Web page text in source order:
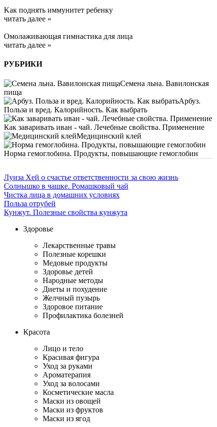
Kак поднять иммунитет ребенку
читать далее »
Омолаживающая гимнастика для лица
читать далее »
РУБРИКИ
Семена льна. Вавилонская
пища
Арбуз.
Польза и вред. Калорийность. Как выбрать
Как заваривать иван - чай. Лечебные свойства. Применение
Медицинский клей
Норма гемоглобина. Продукты, повышающие гемоглобин
Луиза Хей о счастье ответственности за свою жизнь
Солнышко в чашке. Ромашковый чай
Чистка лица в домашних условиях
Польза отрубей
Кунжут. Полезные свойства кунжута
Здоровье
Лекарственные травы
Полезные корешки
Медовые продукты
Здоровье детей
Народные методы
Диеты и похудение
Желчный пузырь
Здоровое питание
Профилактика болезней
Красота
Лицо и тело
Красивая фигура
Уход за руками
Ароматерапия
Уход за волосами
Косметические масла
Маски из овощей
Маски из фруктов
Маски из ягод